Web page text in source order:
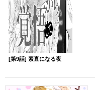
[第9話] 素直になる夜